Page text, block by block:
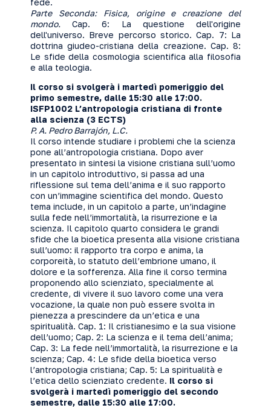
fede.
Parte Seconda: Fisica, origine e creazione del
mondo. Cap. 6: La questione dell'origine
dell'universo. Breve percorso storico. Cap. 7: La
dottrina giudeo-cristiana della creazione. Cap. 8:
Le sfide della cosmologia scientifica alla filosofia
e alla teologia.
Il corso si svolgerà i martedì pomeriggio del
primo semestre, dalle 15:30 alle 17:00.
ISFP1002 L’antropologia cristiana di fronte
alla scienza (3 ECTS)
P. A. Pedro Barrajón, L.C.
Il corso intende studiare i problemi che la scienza
pone all’antropologia cristiana. Dopo aver
presentato in sintesi la visione cristiana sull’uomo
in un capitolo introduttivo, si passa ad una
riflessione sul tema dell’anima e il suo rapporto
con un’immagine scientifica del mondo. Questo
tema include, in un capitolo a parte, un’indagine
sulla fede nell’immortalità, la risurrezione e la
scienza. Il capitolo quarto considera le grandi
sfide che la bioetica presenta alla visione cristiana
sull’uomo: il rapporto tra corpo e anima, la
corporeità, lo statuto dell’embrione umano, il
dolore e la sofferenza. Alla fine il corso termina
proponendo allo scienziato, specialmente al
credente, di vivere il suo lavoro come una vera
vocazione, la quale non può essere svolta in
pienezza a prescindere da un’etica e una
spiritualità. Cap. 1: Il cristianesimo e la sua visione
dell’uomo; Cap. 2: La scienza e il tema dell’anima;
Cap. 3: La fede nell’immortalità, la risurrezione e la
scienza; Cap. 4: Le sfide della bioetica verso
l’antropologia cristiana; Cap. 5: La spiritualità e
l’etica dello scienziato credente. Il corso si
svolgerà i martedì pomeriggio del secondo
semestre, dalle 15:30 alle 17:00.